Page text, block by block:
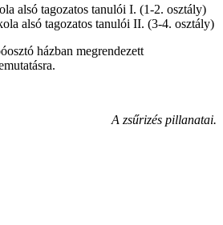
alsó tagozatos tanulói I. (1-2. osztály)
alsó tagozatos tanulói II. (3-4. osztály)
házban megrendezett
A zsűrizés pillanatai.